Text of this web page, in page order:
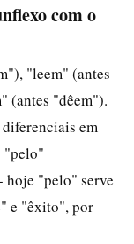
com o
"leem" (antes
(antes "dêem").
em
"pelo"
hoje "pelo" serve
e "êxito", por